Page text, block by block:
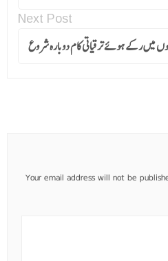
Next Post
میں رکے ہوئے ترقیاتی کام دوبارہ شروع
Your email address will not be